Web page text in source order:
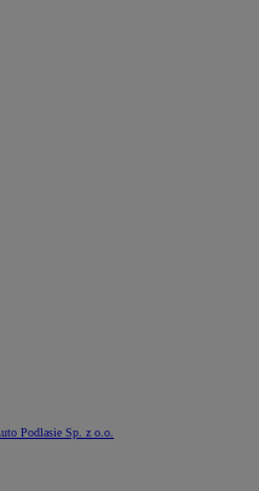
Podlasie Sp. z o.o.